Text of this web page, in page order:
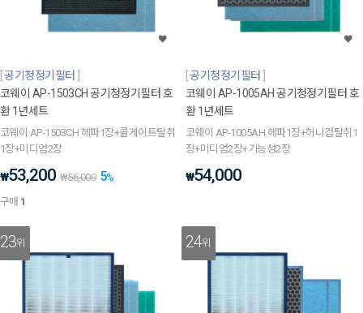
공기청정기필터
코웨이 AP-1503CH 공기청정기필터 호
환 1년세트
코웨이 AP-1503CH 헤파1장+콜게이트탈취
1장+미디엄2장
₩53,200 ₩56,000 5%
구매 1
공기청정기필터
코웨이 AP-1005AH 공기청정기필터 호
환 1년세트
코웨이 AP-1005AH 헤파1장+허니컴탈취1
장+미디엄2장+기능성2장
₩54,000
23위 24위